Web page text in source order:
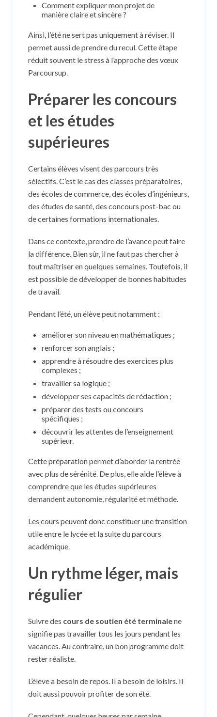
Comment expliquer mon projet de
manière claire et sincère ?
Ainsi, l’été ne sert pas uniquement à réviser. Il
permet aussi de prendre du recul. Cette étape
réduit souvent le stress à l’approche des vœux
Parcoursup.
Préparer les concours
et les études
supérieures
Certains élèves visent des parcours très
sélectifs. C’est le cas des classes préparatoires,
des écoles de commerce, des écoles d’ingénieurs,
des études de santé, des concours post-bac ou
de certaines formations internationales.
Dans ce contexte, prendre de l’avance peut faire
la différence. Bien sûr, il ne faut pas chercher à
tout maîtriser en quelques semaines. Toutefois, il
est possible de développer de bonnes habitudes
de travail.
Pendant l’été, un élève peut notamment :
améliorer son niveau en mathématiques ;
renforcer son anglais ;
apprendre à résoudre des exercices plus
complexes ;
travailler sa logique ;
développer ses capacités de rédaction ;
préparer des tests ou concours
spécifiques ;
découvrir les attentes de l’enseignement
supérieur.
Cette préparation permet d’aborder la rentrée
avec plus de sérénité. De plus, elle aide l’élève à
comprendre que les études supérieures
demandent autonomie, régularité et méthode.
Les cours peuvent donc constituer une transition
utile entre le lycée et la suite du parcours
académique.
Un rythme léger, mais
régulier
Suivre des cours de soutien été terminalene
signifie pas travailler tous les jours pendant les
vacances. Au contraire, un bon programme doit
rester réaliste.
L’élève a besoin de repos. Il a besoin de loisirs. Il
doit aussi pouvoir profiter de son été.